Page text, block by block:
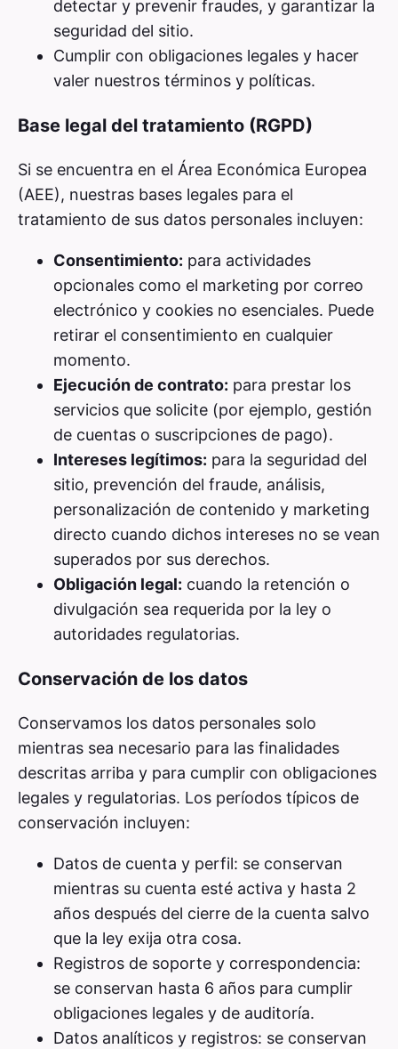
detectar y prevenir fraudes, y garantizar la
seguridad del sitio.
Cumplir con obligaciones legales y hacer
valer nuestros términos y políticas.
Base legal del tratamiento (RGPD)
Si se encuentra en el Área Económica Europea
(AEE), nuestras bases legales para el
tratamiento de sus datos personales incluyen:
Consentimiento: para actividades
opcionales como el marketing por correo
electrónico y cookies no esenciales. Puede
retirar el consentimiento en cualquier
momento.
Ejecución de contrato: para prestar los
servicios que solicite (por ejemplo, gestión
de cuentas o suscripciones de pago).
Intereses legítimos: para la seguridad del
sitio, prevención del fraude, análisis,
personalización de contenido y marketing
directo cuando dichos intereses no se vean
superados por sus derechos.
Obligación legal: cuando la retención o
divulgación sea requerida por la ley o
autoridades regulatorias.
Conservación de los datos
Conservamos los datos personales solo
mientras sea necesario para las finalidades
descritas arriba y para cumplir con obligaciones
legales y regulatorias. Los períodos típicos de
conservación incluyen:
Datos de cuenta y perfil: se conservan
mientras su cuenta esté activa y hasta 2
años después del cierre de la cuenta salvo
que la ley exija otra cosa.
Registros de soporte y correspondencia:
se conservan hasta 6 años para cumplir
obligaciones legales y de auditoría.
Datos analíticos y registros: se conservan